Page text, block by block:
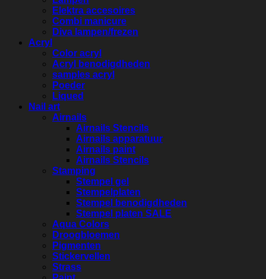
Elektra accesoires
Combi manicure
Diva lampen/frezen
Acryl
Color acryl
Acryl benodigdheden
samples acryl
Poeder
Liqued
Nail art
Airnails
Airnails Stencils
Airnails apparatuur
Airnails paint
Airnails Stencils
Stamping
Stempel gel
Stempelplaten
Stempel benodigdheden
Stempel platen SALE
Aqua Colors
Droogbloemen
Pigmenten
Stickervellen
Strass